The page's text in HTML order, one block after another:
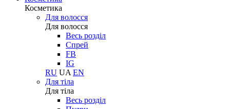
Косметика
Для волосся
Для волосся
Весь розділ
Спрей
FB
IG
RU UA EN
Для тіла
Для тіла
Весь розділ